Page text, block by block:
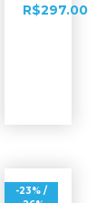
R$297.00
-23% /